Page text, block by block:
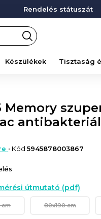
Rendelés státuszát
Készülékek Tisztaság
Memory
• Kód5945878003867
útmutató (pdf)
cm 80x190 cm